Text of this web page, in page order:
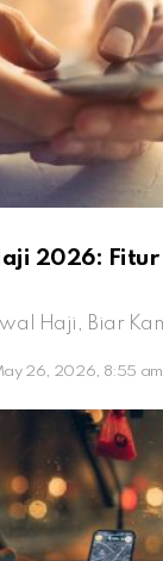
2026: Fitur
Haji, Biar
26, 2026, 8:55 am